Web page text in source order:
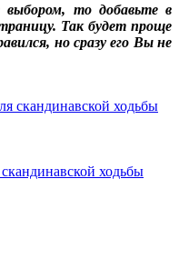
то добавьте в
Так будет проще
но сразу его Вы не
ходьбы